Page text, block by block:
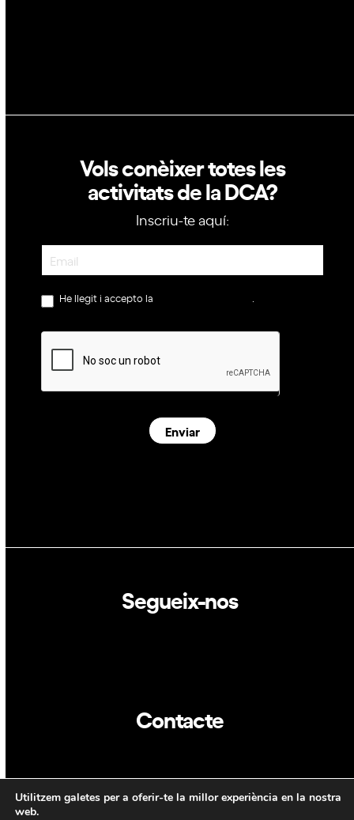
Vols conèixer totes les
activitats de la DCA?
Inscriu-te aquí:
Newsletter
He llegit i accepto la
Enviar
Segueix-nos
Contacte
Utilitzem galetes per a oferir-te la millor experiència en la nostra
web.